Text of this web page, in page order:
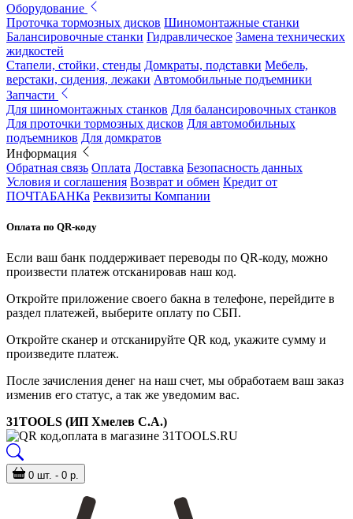
Оборудование
Проточка тормозных дисков Шиномонтажные станки
Балансировочные станки Гидравлическое Замена технических
жидкостей
Стапели, стойки, стенды Домкраты, подставки Мебель,
верстаки, сидения, лежаки Автомобильные подъемники
Запчасти
Для шиномонтажных станков Для балансировочных станков
Для проточки тормозных дисков Для автомобильных
подъемников Для домкратов
Информация
Обратная связь Оплата Доставка Безопасность данных
Условия и соглашения Возврат и обмен Кредит от
ПОЧТАБАНКа Реквизиты Компании
Оплата по QR-коду
Если ваш банк поддерживает переводы по QR-коду, можно
произвести платеж отсканировав наш код.
Откройте приложение своего бакна в телефоне, перейдите в
раздел платежей, выберите оплату по СБП.
Откройте сканер и отсканируйте QR код, укажите сумму и
произведите платеж.
После зачисления денег на наш счет, мы обработаем ваш заказ
изменив его статус, а так же уведомим вас.
31TOOLS (ИП Хмелев С.А.)
0 шт. - 0 р.